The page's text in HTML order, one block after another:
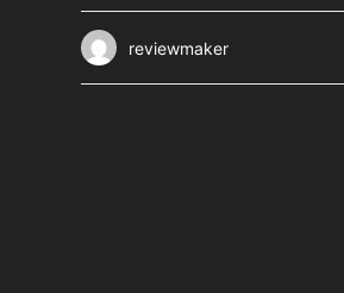
reviewmaker